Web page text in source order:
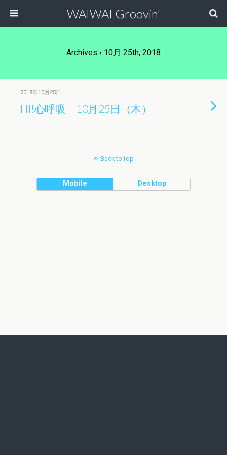
WAIWAI Groovin'
Archives › 10月 25th, 2018
2018年10月25日
HI!心呼吸 10月25日（木）
Back to top
Mobile Desktop